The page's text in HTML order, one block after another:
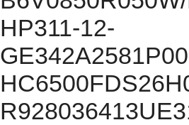
HP311-12-